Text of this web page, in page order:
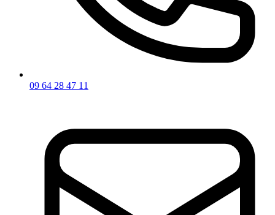
09 64 28 47 11